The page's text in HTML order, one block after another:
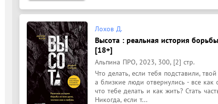
Лохов Д.
Высота : реальная история
[18+]
Альпина ПРО, 2023, 300, [2] стр.
Что делать, если тебя подставили,
а близкие люди отвернулись - все как
что тебе делать и как жить? Стать
Никогда, если т...